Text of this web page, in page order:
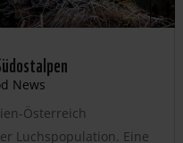
News
Österreich
Luchspopulation. Eine